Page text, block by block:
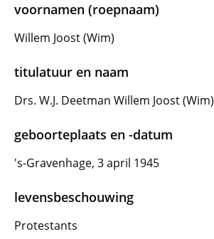
voornamen (roepnaam)
Willem Joost (Wim)
titulatuur en naam
Drs. W.J. Deetman Willem Joost (Wim)
geboorteplaats en -datum
's-Gravenhage, 3 april 1945
levensbeschouwing
Protestants